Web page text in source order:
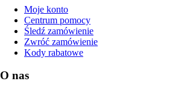
Moje konto
Centrum pomocy
Śledź zamówienie
Zwróć zamówienie
Kody rabatowe
O nas